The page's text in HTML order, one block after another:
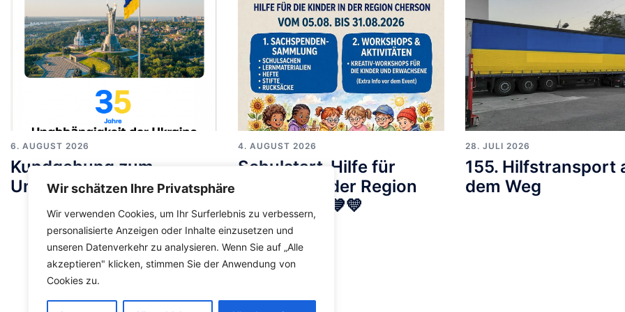
Wir schätzen Ihre Privatsphäre
Wir verwenden Cookies, um Ihr Surferlebnis zu verbessern,
personalisierte Anzeigen oder Inhalte einzusetzen und
unseren Datenverkehr zu analysieren. Wenn Sie auf „Alle
akzeptieren" klicken, stimmen Sie der Anwendung von
Cookies zu.
6. AUGUST 2026
Kundgebung zum
Unabhängigkeitstag
4. AUGUST 2026
Schulstart-Hilfe für
Kinder aus der Region
Cherson 📚💙💛
28. JULI 2026
155. Hilfstransport
dem Weg